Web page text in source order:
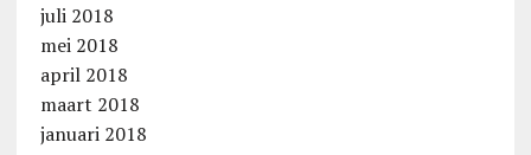
juli 2018
mei 2018
april 2018
maart 2018
januari 2018